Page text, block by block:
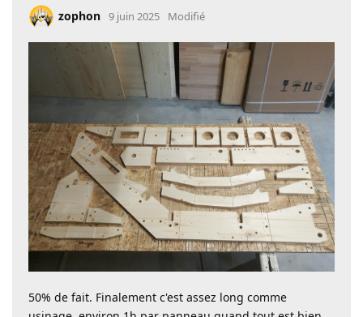
zophon 9 juin 2025 Modifié
50% de fait. Finalement c'est assez long comme